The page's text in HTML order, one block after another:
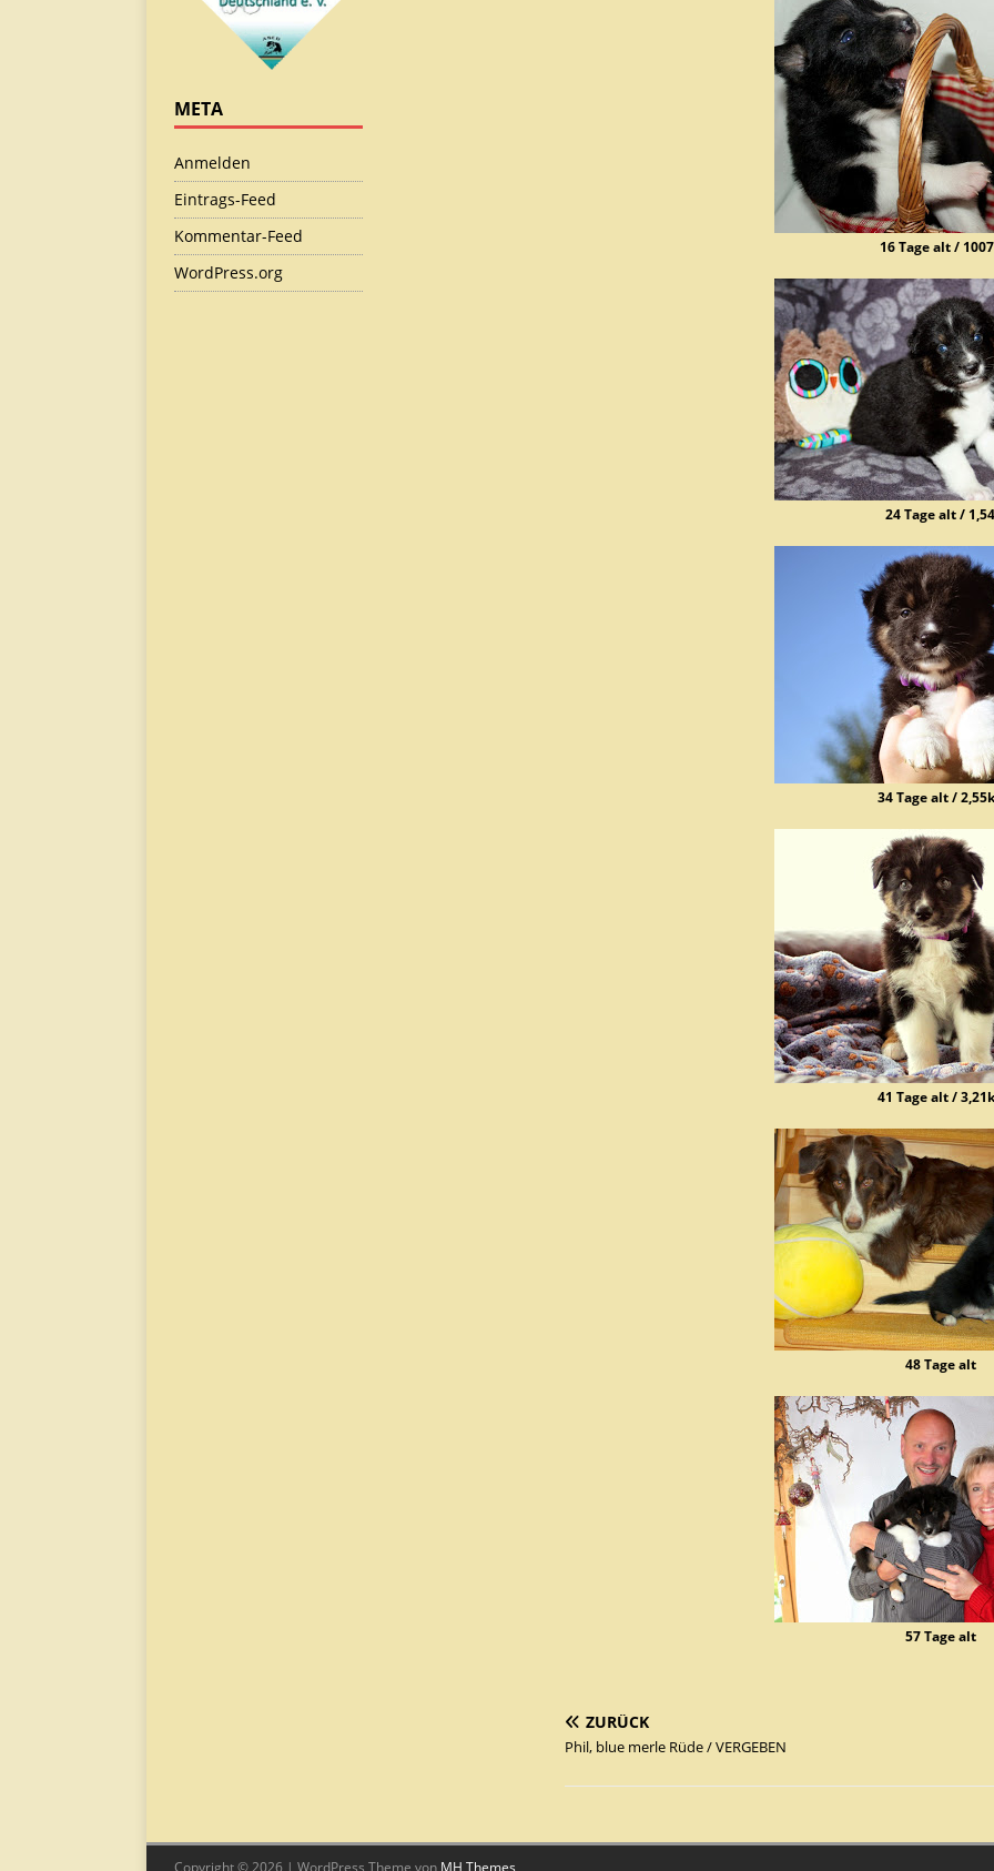
16 Tage alt /
24 Tage alt /
34 Tage alt /
41 Tage alt /
48 Tage alt
57 Tage alt
ZURÜCK
Phil, blue merle Rüde / VERGEBEN
META
Anmelden
Eintrags-Feed
Kommentar-Feed
WordPress.org